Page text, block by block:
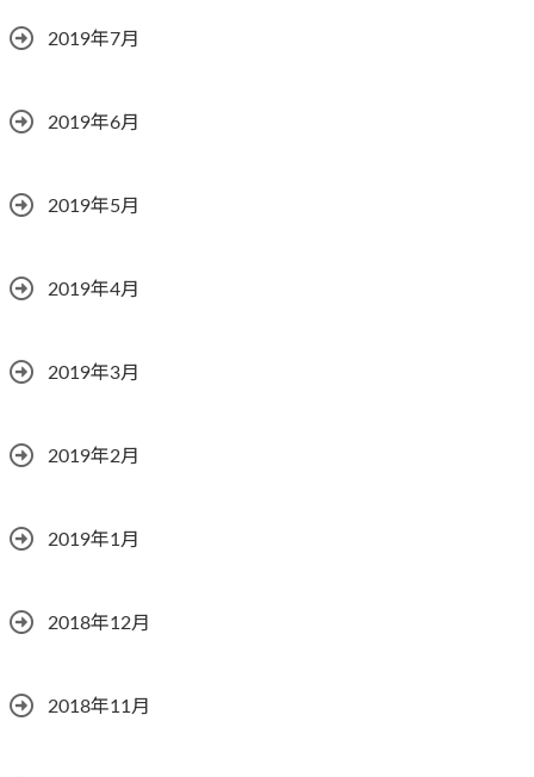
2019年7月
2019年6月
2019年5月
2019年4月
2019年3月
2019年2月
2019年1月
2018年12月
2018年11月